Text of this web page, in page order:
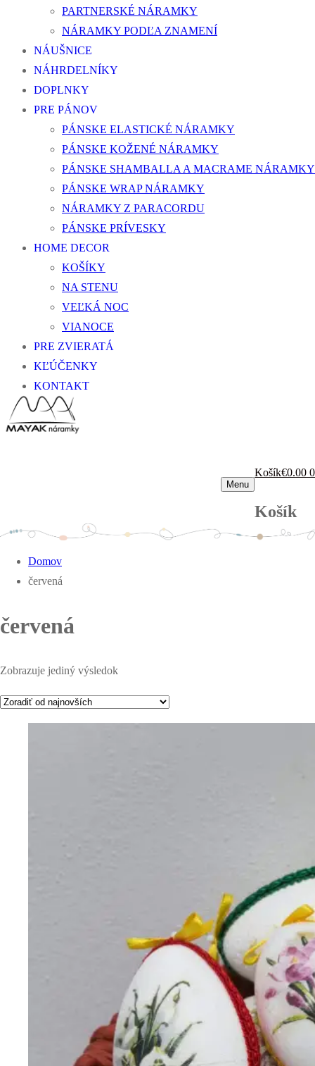
PARTNERSKÉ NÁRAMKY
NÁRAMKY PODĽA ZNAMENÍ
NÁUŠNICE
NÁHRDELNÍKY
DOPLNKY
PRE PÁNOV
PÁNSKE ELASTICKÉ NÁRAMKY
PÁNSKE KOŽENÉ NÁRAMKY
PÁNSKE SHAMBALLA A MACRAME NÁRAMKY
PÁNSKE WRAP NÁRAMKY
NÁRAMKY Z PARACORDU
PÁNSKE PRÍVESKY
HOME DECOR
KOŠÍKY
NA STENU
VEĽKÁ NOC
VIANOCE
PRE ZVIERATÁ
KĽÚČENKY
KONTAKT
Menu
Košík€0.00 0
Košík
Domov
červená
červená
Zobrazuje jediný výsledok